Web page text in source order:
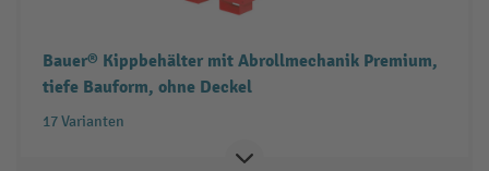
Bauer® Kippbehälter mit Abrollmechanik Premium,
tiefe Bauform, ohne Deckel
17 Varianten